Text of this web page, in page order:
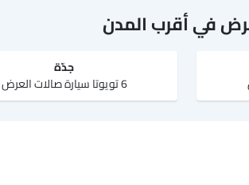
في أقرب المدن
جدّة
6 تويوتا سيارة صالات العرض